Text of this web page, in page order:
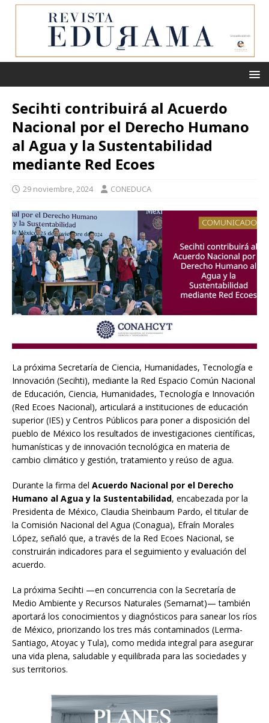
Secihti contribuirá al Acuerdo
Nacional por el Derecho Humano
al Agua y la Sustentabilidad
mediante Red Ecoes
29 noviembre, 2024 CONEDUCA
La próxima Secretaría de Ciencia, Humanidades, Tecnología e
Innovación (Secihti), mediante la Red Espacio Común Nacional
de Educación, Ciencia, Humanidades, Tecnología e Innovación
(Red Ecoes Nacional), articulará a instituciones de educación
superior (IES) y Centros Públicos para poner a disposición del
pueblo de México los resultados de investigaciones científicas,
humanísticas y de innovación tecnológica en materia de
cambio climático y gestión, tratamiento y reúso de agua.
Durante la firma del Acuerdo Nacional por el Derecho
Humano al Agua y la Sustentabilidad, encabezada por la
Presidenta de México, Claudia Sheinbaum Pardo, el titular de
la Comisión Nacional del Agua (Conagua), Efraín Morales
López, señaló que, a través de la Red Ecoes Nacional, se
construirán indicadores para el seguimiento y evaluación del
acuerdo.
La próxima Secihti —en concurrencia con la Secretaría de
Medio Ambiente y Recursos Naturales (Semarnat)— también
aportará los conocimientos y diagnósticos para sanear los ríos
de México, priorizando los tres más contaminados (Lerma-
Santiago, Atoyac y Tula), como medida integral para asegurar
una vida plena, saludable y equilibrada para las sociedades y
sus territorios.